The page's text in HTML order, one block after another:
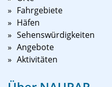
Fahrgebiete
Häfen
Sehenswürdigkeiten
Angebote
Aktivitäten